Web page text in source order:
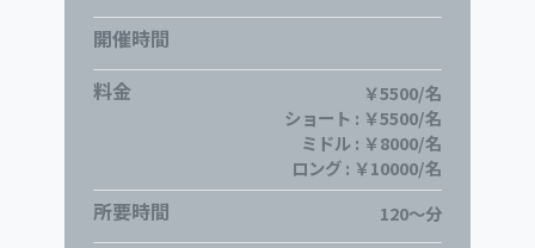
開催時間
料金
￥5500/名
ショート : ￥5500/名
ミドル : ￥8000/名
ロング : ￥10000/名
所要時間 120～分